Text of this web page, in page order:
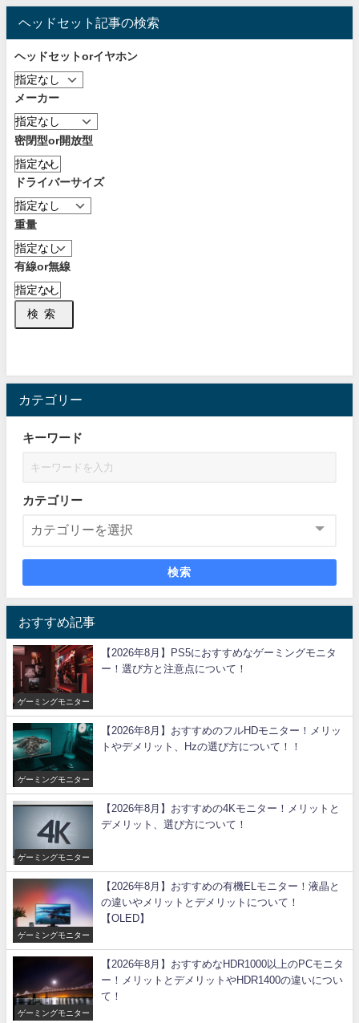
ヘッドセット記事の検索
ヘッドセットorイヤホン
メーカー
密閉型or開放型
ドライバーサイズ
重量
有線or無線
検索
カテゴリー
キーワード
カテゴリー
検索
おすすめ記事
ゲーミングモニター
【2026年8月】PS5におすすめなゲーミングモニタ
ー！選び方と注意点について！
ゲーミングモニター
【2026年8月】おすすめのフルHDモニター！メリッ
トやデメリット、Hzの選び方について！！
ゲーミングモニター
【2026年8月】おすすめの4Kモニター！メリットと
デメリット、選び方について！
ゲーミングモニター
【2026年8月】おすすめの有機ELモニター！液晶と
の違いやメリットとデメリットについて！
【OLED】
ゲーミングモニター
【2026年8月】おすすめなHDR1000以上のPCモニタ
ー！メリットとデメリットやHDR1400の違いについ
て！